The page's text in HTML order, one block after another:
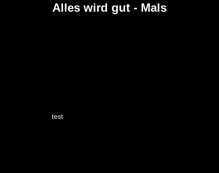
Alles wird gut - Mals
test